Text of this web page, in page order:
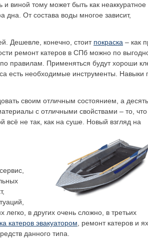
виной тому может быть как неаккуратное
От состава воды многое зависит,
Дешевле, конечно, стоит покраска – как
ремонт катеров в СПб можно по
правилам. Применяться будут хороши
есть необходимые инструменты. Навыки
своим отличным состоянием, а
с отличными свойствами – то,
всё не так, как на суше. Новый взгляд на
в других очень сложно, в третьих
катеров эвакуатором , ремонт катеров и
данного типа.